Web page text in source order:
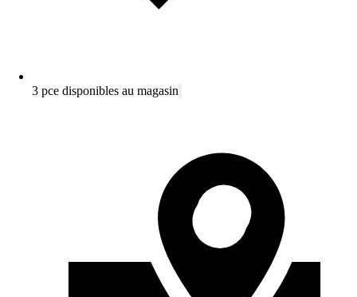
3 pce disponibles au magasin